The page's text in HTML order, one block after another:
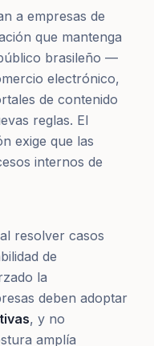
a empresas de
que mantenga
brasileño —
electrónico,
de contenido
reglas. El
exige que las
internos de
resolver casos
de
la
deben adoptar
, y no
amplía